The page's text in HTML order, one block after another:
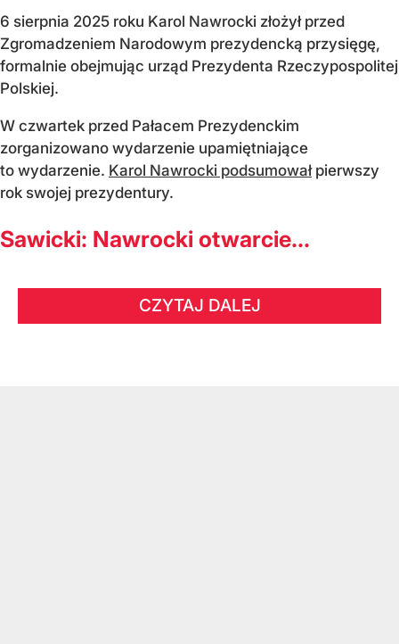
6 sierpnia 2025 roku Karol Nawrocki złożył przed
Zgromadzeniem Narodowym prezydencką przysięgę,
formalnie obejmując urząd Prezydenta Rzeczypospolitej
Polskiej.
W czwartek przed Pałacem Prezydenckim
zorganizowano wydarzenie upamiętniające
to wydarzenie. Karol Nawrocki podsumowałpierwszy
rok swojej prezydentury.
Sawicki: Nawrocki otwarcie...
CZYTAJ DALEJ